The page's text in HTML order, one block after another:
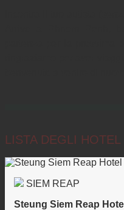
LISTA DEGLI HOTEL
SIEM REAP
Steung Siem Reap Hotel